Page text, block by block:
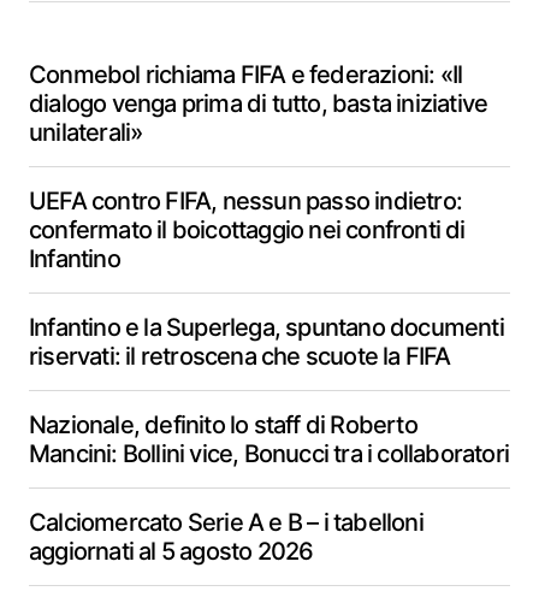
Conmebol richiama FIFA e federazioni: «Il
dialogo venga prima di tutto, basta iniziative
unilaterali»
UEFA contro FIFA, nessun passo indietro:
confermato il boicottaggio nei confronti di
Infantino
Infantino e la Superlega, spuntano documenti
riservati: il retroscena che scuote la FIFA
Nazionale, definito lo staff di Roberto
Mancini: Bollini vice, Bonucci tra i collaboratori
Calciomercato Serie A e B – i tabelloni
aggiornati al 5 agosto 2026